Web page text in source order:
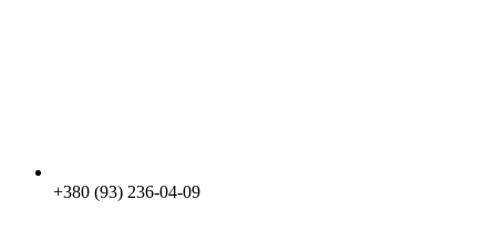
+380 (93) 236-04-09